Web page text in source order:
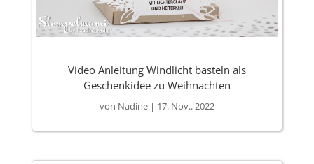
Video Anleitung Windlicht basteln als
Geschenkidee zu Weihnachten
von Nadine| 17. Nov.. 2022